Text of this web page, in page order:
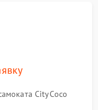
CityCoco